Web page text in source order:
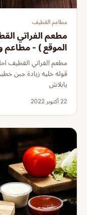
مطاعم القطيف
مطعم الفراتي
الموقع ) - مطاعم
مطعم الفراتي القطيف
قوله خليه زيادة جبن
يابلاش
22 أكتوبر 2022